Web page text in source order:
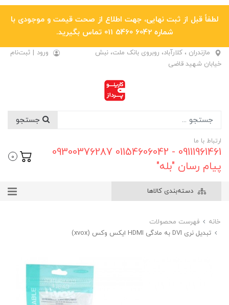
لطفاً قبل از ثبت نهایی، جهت اطلاع از صحت قیمت و موجودی با
شماره 6042 5460 011 تماس بگیرید.
مازندران ، کلارآباد، روبروی بانک ملت، نبش
خیابان شهید قاضی
ورود | ثبت‌نام
ارتباط با ما
09111961461 - 01154606042 09300376287
پیام رسان "بله"
0
دسته‌بندی کالاها
خانه
فهرست محصولات
تبدیل نری DVI به مادگی HDMI ایکس وکس (xvox)